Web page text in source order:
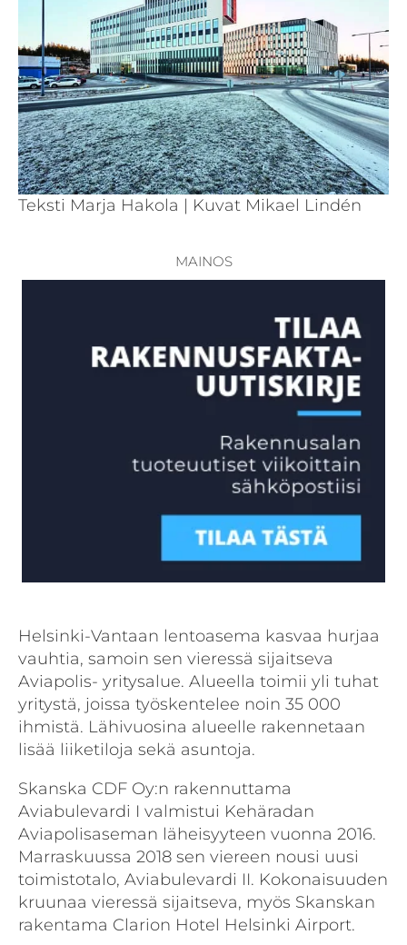
Teksti Marja Hakola | Kuvat Mikael Lindén
Helsinki-Vantaan lentoasema kasvaa hurjaa
vauhtia, samoin sen vieressä sijaitseva
Aviapolis- yritysalue. Alueella toimii yli tuhat
yritystä, joissa työskentelee noin 35 000
ihmistä. Lähivuosina alueelle rakennetaan
lisää liiketiloja sekä asuntoja.
Skanska CDF Oy:n rakennuttama
Aviabulevardi I valmistui Kehäradan
Aviapolisaseman läheisyyteen vuonna 2016.
Marraskuussa 2018 sen viereen nousi uusi
toimistotalo, Aviabulevardi II. Kokonaisuuden
kruunaa vieressä sijaitseva, myös Skanskan
rakentama Clarion Hotel Helsinki Airport.